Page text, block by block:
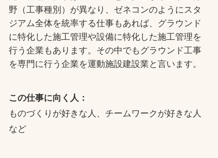
野（工事種別）が異なり、ゼネコンのようにスタ
ジアム全体を統率する仕事もあれば、グラウンド
に特化した施工管理や設備に特化した施工管理を
行う企業もあります。その中でもグラウンド工事
を専門に行う企業を運動施設建設業と言います。
この仕事に向く人：
ものづくりが好きな人、チームワークが好きな人
など